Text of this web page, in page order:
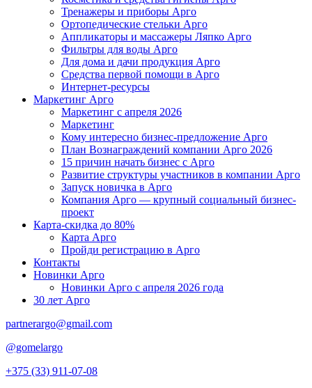
Тренажеры и приборы Арго
Ортопедические стельки Арго
Аппликаторы и массажеры Ляпко Арго
Фильтры для воды Арго
Для дома и дачи продукция Арго
Средства первой помощи в Арго
Интернет-ресурсы
Маркетинг Арго
Маркетинг с апреля 2026
Маркетинг
Кому интересно бизнес-предложение Арго
План Вознаграждений компании Арго 2026
15 причин начать бизнес с Арго
Развитие структуры участников в компании Арго
Запуск новичка в Арго
Компания Арго — крупный социальный бизнес-
проект
Карта-скидка до 80%
Карта Арго
Пройди регистрацию в Арго
Контакты
Новинки Арго
Новинки Арго с апреля 2026 года
30 лет Арго
partnerargo@gmail.com
@gomelargo
+375 (33) 911-07-08